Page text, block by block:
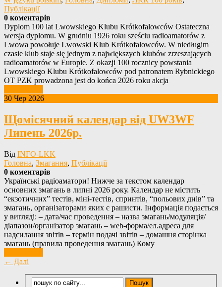
Публікації
0 коментарів
Dyplom 100 lat Lwowskiego Klubu Krótkofalowców Ostateczna
wersja dyplomu. W grudniu 1926 roku sześciu radioamatorów z
Lwowa powołuje Lwowski Klub Krótkofalowców. W niedługim
czasie klub staje się jednym z największych klubów zrzeszających
radioamatorów w Europie. Z okazji 100 rocznicy powstania
Lwowskiego Klubu Krótkofalowców pod patronatem Rybnickiego
OT PZK prowadzona jest do końca 2026 roku akcja
30 Чер 2026
Щомісячний календар від UW3WF
Липень 2026р.
Від INFO-LKK
Головна, Змагання, Публікації
0 коментарів
Українські радіоаматори! Нижче за текстом календар
основних змагань в липні 2026 року. Календар не містить
“екзотичних” тестів, міні-тестів, спринтів, “польових днів” та
змагань, організаторами яких є рашисти. Інформація подається
у вигляді: – дата/час проведення – назва змагань/модуляція/
діапазон/організатор змагань – web-форма/ел.адреса для
надсилання звітів – термін подачі звітів – домашня сторінка
змагань (правила проведення змагань) Кому
← Далі